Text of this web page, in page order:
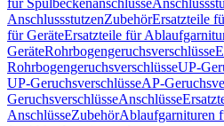
für Spülbeckenanschlüsse
AnschlussstutzenZubehörErsatzteile
für GeräteErsatzteile für
GeräteRohrbogengeruchsverschlüsse
RohrbogengeruchsverschlüsseUP-
UP-GeruchsverschlüsseAP-
GeruchsverschlüsseAnschlüsse
AnschlüsseZubehörAblaufgarnituren